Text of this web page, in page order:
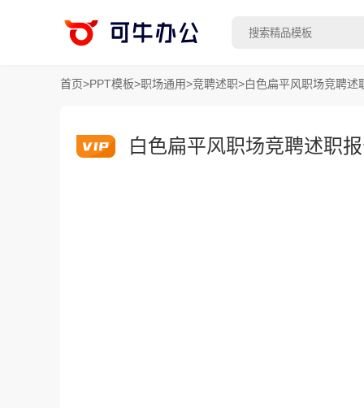
首页>PPT模板>职场通用>竞聘述职>白色扁平风职场竞聘述
白色扁平风职场竞聘述职